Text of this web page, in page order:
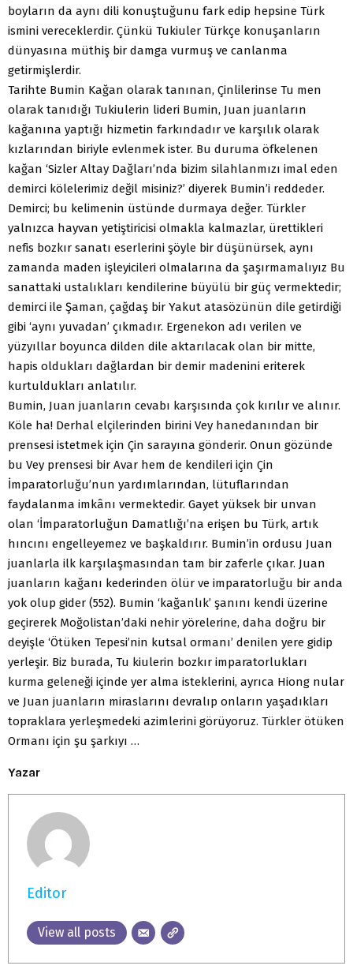
boyların da aynı dili konuştuğunu fark edip hepsine Türk
ismini vereceklerdir. Çünkü Tukiuler Türkçe konuşanların
dünyasına müthiş bir damga vurmuş ve canlanma
getirmişlerdir.
Tarihte Bumin Kağan olarak tanınan, Çinlilerinse Tu men
olarak tanıdığı Tukiulerin lideri Bumin, Juan juanların
kağanına yaptığı hizmetin farkındadır ve karşılık olarak
kızlarından biriyle evlenmek ister. Bu duruma öfkelenen
kağan ‘Sizler Altay Dağları’nda bizim silahlanmızı imal eden
demirci kölelerimiz değil misiniz?’ diyerek Bumin’i reddeder.
Demirci; bu kelimenin üstünde durmaya değer. Türkler
yalnızca hayvan yetiştiricisi olmakla kalmazlar, ürettikleri
nefis bozkır sanatı eserlerini şöyle bir düşünürsek, aynı
zamanda maden işleyicileri olmalarına da şaşırmamalıyız Bu
sanattaki ustalıkları kendilerine büyülü bir güç vermektedir;
demirci ile Şaman, çağdaş bir Yakut atasözünün dile getirdiği
gibi ‘aynı yuvadan’ çıkmadır. Ergenekon adı verilen ve
yüzyıllar boyunca dilden dile aktarılacak olan bir mitte,
hapis oldukları dağlardan bir demir madenini eriterek
kurtuldukları anlatılır.
Bumin, Juan juanların cevabı karşısında çok kırılır ve alınır.
Köle ha! Derhal elçilerinden birini Vey hanedanından bir
prensesi istetmek için Çin sarayına gönderir. Onun gözünde
bu Vey prensesi bir Avar hem de kendileri için Çin
İmparatorluğu’nun yardımlarından, lütuflarından
faydalanma imkânı vermektedir. Gayet yüksek bir unvan
olan ‘İmparatorluğun Damatlığı’na erişen bu Türk, artık
hıncını engelleyemez ve başkaldırır. Bumin’in ordusu Juan
juanlarla ilk karşılaşmasından tam bir zaferle çıkar. Juan
juanların kağanı kederinden ölür ve imparatorluğu bir anda
yok olup gider (552). Bumin ‘kağanlık’ şanını kendi üzerine
geçirerek Moğolistan’daki nehir yörelerine, daha doğru bir
deyişle ‘Ötüken Tepesi’nin kutsal ormanı’ denilen yere gidip
yerleşir. Biz burada, Tu kiulerin bozkır imparatorlukları
kurma geleneği içinde yer alma isteklerini, ayrıca Hiong nular
ve Juan juanların miraslarını devralıp onların yaşadıkları
topraklara yerleşmedeki azimlerini görüyoruz. Türkler ötüken
Ormanı için şu şarkıyı …
Yazar
Editor
View all posts